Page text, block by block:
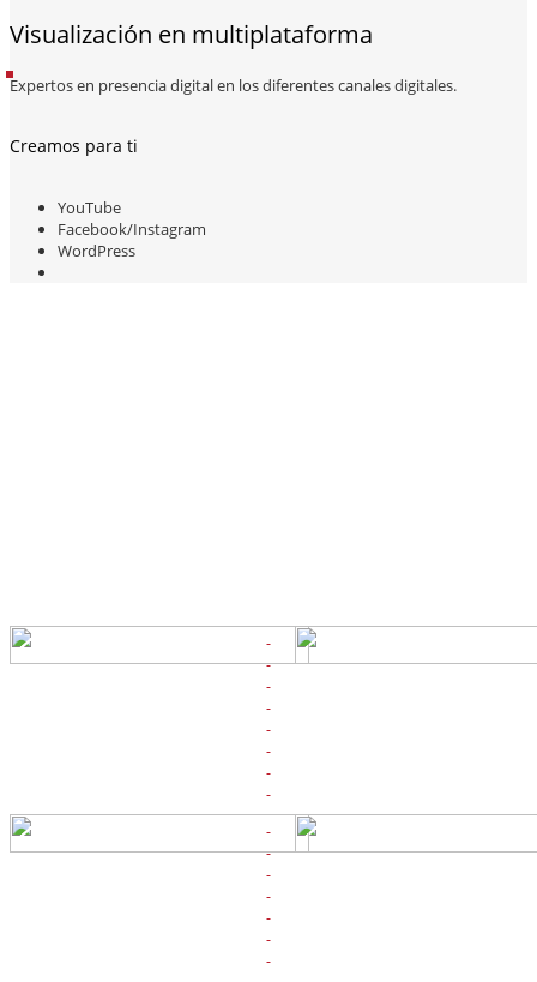
Visualización en multiplataforma
Expertos en presencia digital en los diferentes canales digitales.
Creamos para ti
YouTube
Facebook/Instagram
WordPress